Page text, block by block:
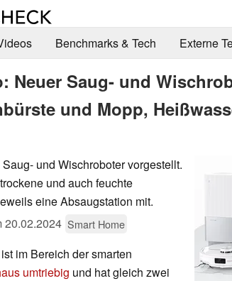
Benchmarks & Tech Externe
Neuer Saug- und
und Mopp,
und Wischroboter vorgestellt.
und auch feuchte
eine Absaugstation mit.
20.02.2024 Smart Home
im Bereich der smarten
umtriebig und hat gleich zwei